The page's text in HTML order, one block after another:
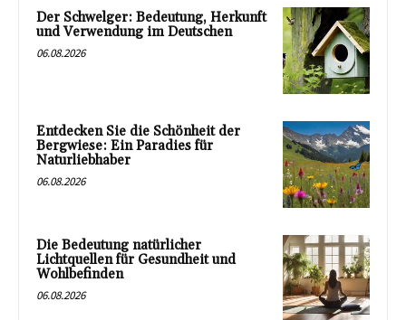
Der Schwelger: Bedeutung, Herkunft
und Verwendung im Deutschen
06.08.2026
Entdecken Sie die Schönheit der
Bergwiese: Ein Paradies für
Naturliebhaber
06.08.2026
Die Bedeutung natürlicher
Lichtquellen für Gesundheit und
Wohlbefinden
06.08.2026